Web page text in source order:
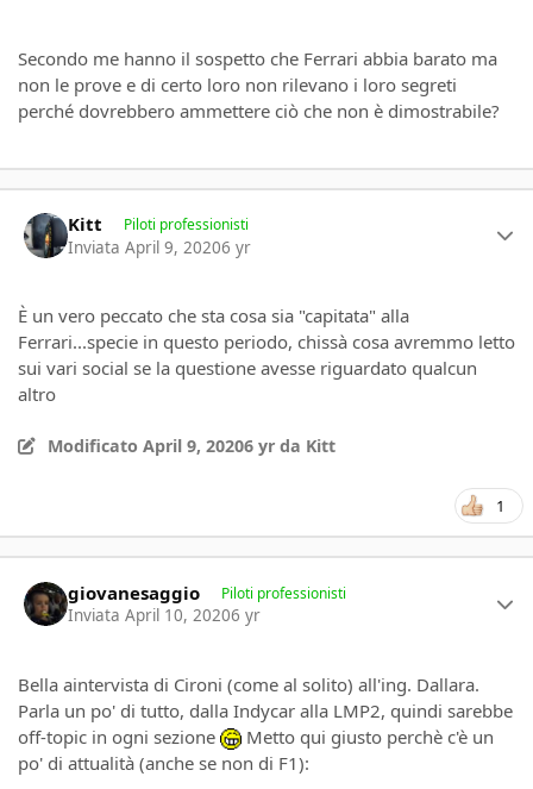
Secondo me hanno il sospetto che Ferrari abbia barato ma
non le prove e di certo loro non rilevano i loro segreti
perché dovrebbero ammettere ciò che non è dimostrabile?
Kitt Piloti professionisti
Inviata April 9, 20206 yr
È un vero peccato che sta cosa sia "capitata" alla
Ferrari...specie in questo periodo, chissà cosa avremmo letto
sui vari social se la questione avesse riguardato qualcun
altro
ModificatoApril 9, 20206 yr da Kitt
1
giovanesaggio Piloti professionisti
Inviata April 10, 20206 yr
Bella aintervista di Cironi (come al solito) all'ing. Dallara.
Parla un po' di tutto, dalla Indycar alla LMP2, quindi sarebbe
off-topic in ogni sezione
Metto qui giusto perchè c'è un
po' di attualità (anche se non di F1):